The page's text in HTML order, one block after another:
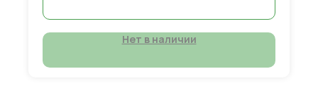
Нет в наличии